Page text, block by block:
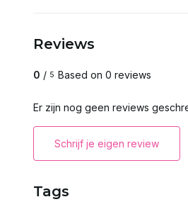
Reviews
0 / 5 Based on 0 reviews
Er zijn nog geen reviews
Schrijf je eigen review
Tags